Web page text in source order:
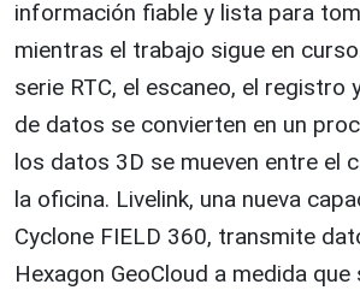
información fiable y lista para
mientras el trabajo sigue en
serie RTC, el escaneo, el registro
de datos se convierten en un
los datos 3D se mueven entre el
la oficina. Livelink, una nueva
Cyclone FIELD 360, transmite
Hexagon GeoCloud a medida que